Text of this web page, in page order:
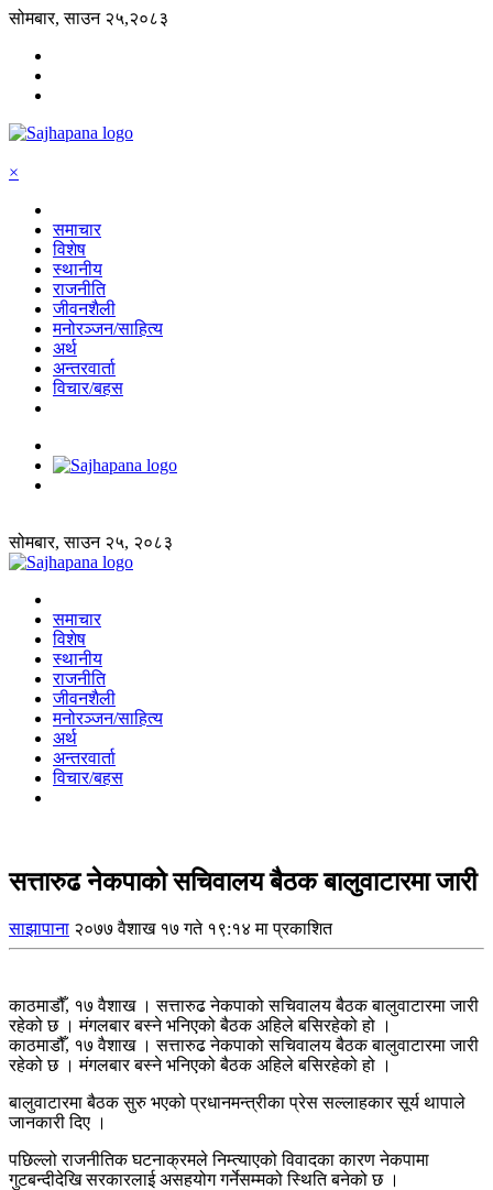
सोमबार, साउन २५,२०८३
×
समाचार
विशेष
स्थानीय
राजनीति
जीवनशैली
मनोरञ्जन/साहित्य
अर्थ
अन्तरवार्ता
विचार/बहस
सोमबार, साउन २५, २०८३
समाचार
विशेष
स्थानीय
राजनीति
जीवनशैली
मनोरञ्जन/साहित्य
अर्थ
अन्तरवार्ता
विचार/बहस
सत्तारुढ नेकपाको सचिवालय बैठक बालुवाटारमा जारी
साझापाना २०७७ वैशाख १७ गते १९:१४ मा प्रकाशित
काठमाडौँ, १७ वैशाख । सत्तारुढ नेकपाको सचिवालय बैठक बालुवाटारमा जारी
रहेको छ । मंगलबार बस्ने भनिएको बैठक अहिले बसिरहेको हो ।
काठमाडौँ, १७ वैशाख । सत्तारुढ नेकपाको सचिवालय बैठक बालुवाटारमा जारी
रहेको छ । मंगलबार बस्ने भनिएको बैठक अहिले बसिरहेको हो ।
बालुवाटारमा बैठक सुरु भएको प्रधानमन्त्रीका प्रेस सल्लाहकार सूर्य थापाले
जानकारी दिए ।
पछिल्लो राजनीतिक घटनाक्रमले निम्त्याएको विवादका कारण नेकपामा
गुटबन्दीदेखि सरकारलाई असहयोग गर्नेसम्मको स्थिति बनेको छ ।